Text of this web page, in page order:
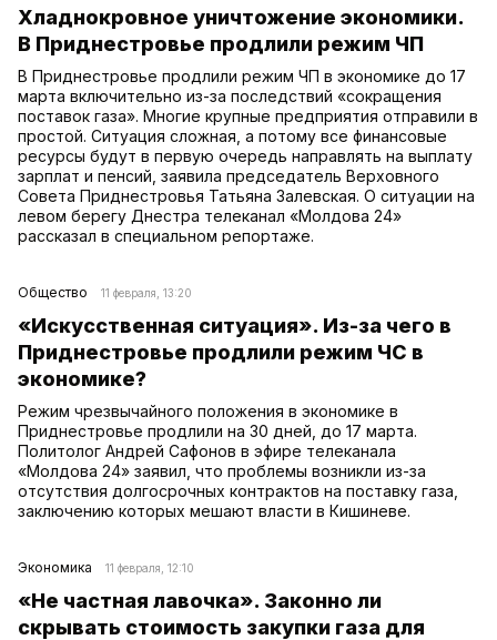
Хладнокровное уничтожение экономики.
В Приднестровье продлили режим ЧП
В Приднестровье продлили режим ЧП в экономике до 17
марта включительно из-за последствий «сокращения
поставок газа». Многие крупные предприятия отправили в
простой. Ситуация сложная, а потому все финансовые
ресурсы будут в первую очередь направлять на выплату
зарплат и пенсий, заявила председатель Верховного
Совета Приднестровья Татьяна Залевская. О ситуации на
левом берегу Днестра телеканал «Молдова 24»
рассказал в специальном репортаже.
Общество 11 февраля, 13:20
«Искусственная ситуация». Из-за чего в
Приднестровье продлили режим ЧС в
экономике?
Режим чрезвычайного положения в экономике в
Приднестровье продлили на 30 дней, до 17 марта.
Политолог Андрей Сафонов в эфире телеканала
«Молдова 24» заявил, что проблемы возникли из-за
отсутствия долгосрочных контрактов на поставку газа,
заключению которых мешают власти в Кишиневе.
Экономика 11 февраля, 12:10
«Не частная лавочка». Законно ли
скрывать стоимость закупки газа для